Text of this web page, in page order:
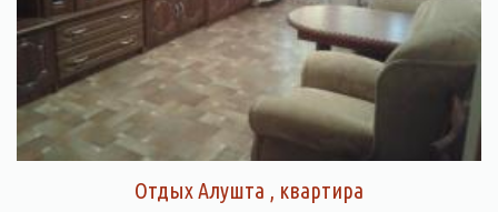
Отдых Алушта , квартира